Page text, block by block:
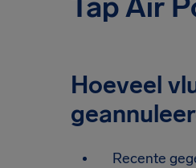
Hoeveel
Recente